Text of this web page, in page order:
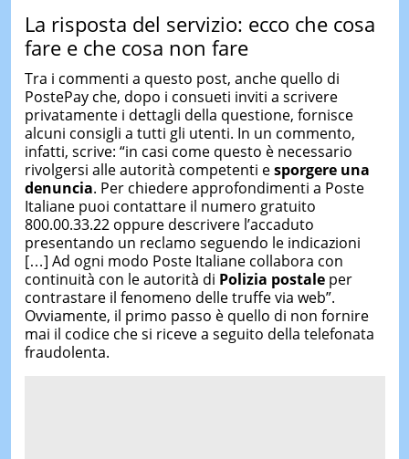
La risposta del servizio: ecco che cosa
fare e che cosa non fare
Tra i commenti a questo post, anche quello di
PostePay che, dopo i consueti inviti a scrivere
privatamente i dettagli della questione, fornisce
alcuni consigli a tutti gli utenti. In un commento,
infatti, scrive: “in casi come questo è necessario
rivolgersi alle autorità competenti esporgere una
denuncia. Per chiedere approfondimenti a Poste
Italiane puoi contattare il numero gratuito
800.00.33.22 oppure descrivere l’accaduto
presentando un reclamo seguendo le indicazioni
[…] Ad ogni modo Poste Italiane collabora con
continuità con le autorità di Polizia postaleper
contrastare il fenomeno delle truffe via web”.
Ovviamente, il primo passo è quello di non fornire
mai il codice che si riceve a seguito della telefonata
fraudolenta.